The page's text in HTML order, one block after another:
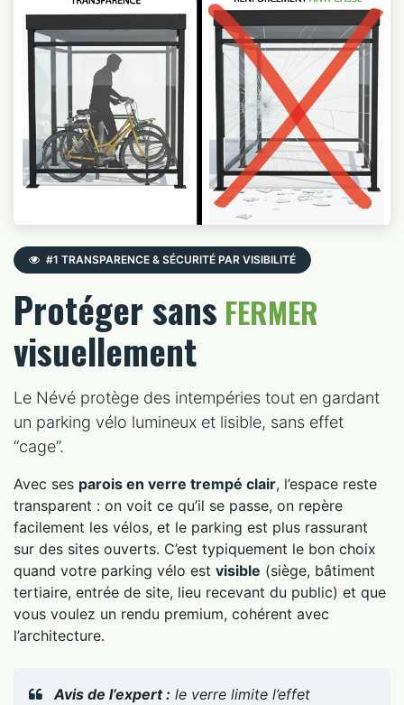
#1 TRANSPARENCE & SÉCURITÉ PAR VISIBILITÉ
Protéger sans FERMER
visuellement
Le Névé protège des intempéries tout en gardant
un parking vélo lumineux et lisible, sans effet
“cage”.
Avec ses parois en verre trempé clair, l’espace reste
transparent : on voit ce qu’il se passe, on repère
facilement les vélos, et le parking est plus rassurant
sur des sites ouverts. C’est typiquement le bon choix
quand votre parking vélo est visible (siège, bâtiment
tertiaire, entrée de site, lieu recevant du public) et que
vous voulez un rendu premium, cohérent avec
l’architecture.
Avis de l’expert : le verre limite l’effet